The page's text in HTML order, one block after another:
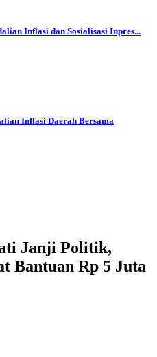
Inflasi dan Sosialisasi Inpres...
Inflasi Daerah Bersama
Janji Politik,
Bantuan Rp 5 Juta